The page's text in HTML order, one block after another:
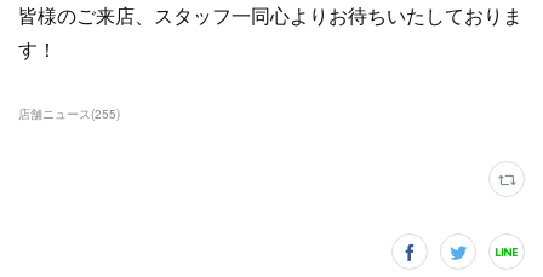
皆様のご来店、スタッフ一同心よりお待ちいたしておりま
す！
店舗ニュース(255)